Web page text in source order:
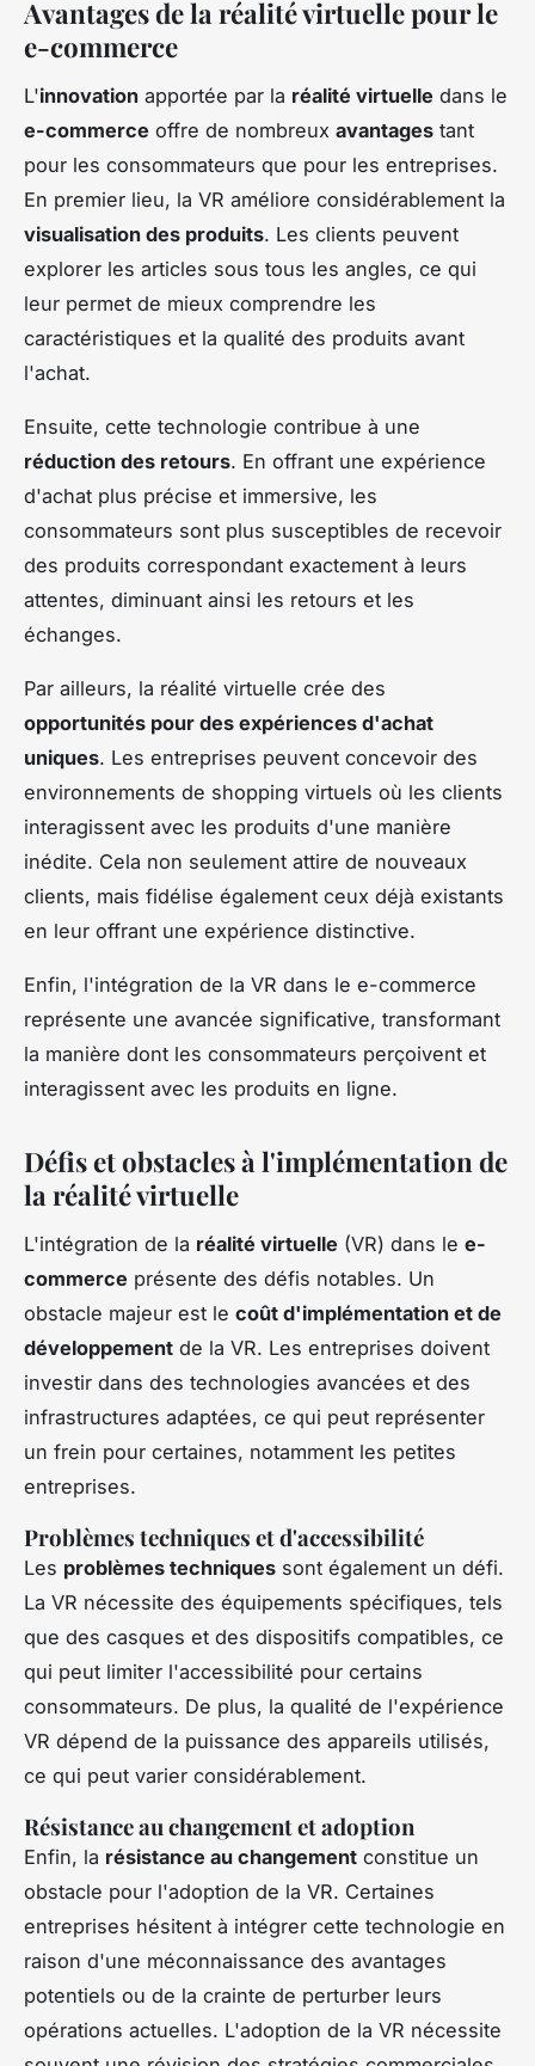
Avantages de la réalité virtuelle pour le
e-commerce
L'innovation apportée par la réalité virtuelle dans le
e-commerce offre de nombreux avantages tant
pour les consommateurs que pour les entreprises.
En premier lieu, la VR améliore considérablement la
visualisation des produits. Les clients peuvent
explorer les articles sous tous les angles, ce qui
leur permet de mieux comprendre les
caractéristiques et la qualité des produits avant
l'achat.
Ensuite, cette technologie contribue à une
réduction des retours. En offrant une expérience
d'achat plus précise et immersive, les
consommateurs sont plus susceptibles de recevoir
des produits correspondant exactement à leurs
attentes, diminuant ainsi les retours et les
échanges.
Par ailleurs, la réalité virtuelle crée des
opportunités pour des expériences d'achat
uniques. Les entreprises peuvent concevoir des
environnements de shopping virtuels où les clients
interagissent avec les produits d'une manière
inédite. Cela non seulement attire de nouveaux
clients, mais fidélise également ceux déjà existants
en leur offrant une expérience distinctive.
Enfin, l'intégration de la VR dans le e-commerce
représente une avancée significative, transformant
la manière dont les consommateurs perçoivent et
interagissent avec les produits en ligne.
Défis et obstacles à l'implémentation de
la réalité virtuelle
L'intégration de la réalité virtuelle (VR) dans le e-
commerce présente des défis notables. Un
obstacle majeur est le coût d'implémentation et de
développement de la VR. Les entreprises doivent
investir dans des technologies avancées et des
infrastructures adaptées, ce qui peut représenter
un frein pour certaines, notamment les petites
entreprises.
Problèmes techniques et d'accessibilité
Les problèmes techniques sont également un défi.
La VR nécessite des équipements spécifiques, tels
que des casques et des dispositifs compatibles, ce
qui peut limiter l'accessibilité pour certains
consommateurs. De plus, la qualité de l'expérience
VR dépend de la puissance des appareils utilisés,
ce qui peut varier considérablement.
Résistance au changement et adoption
Enfin, la résistance au changement constitue un
obstacle pour l'adoption de la VR. Certaines
entreprises hésitent à intégrer cette technologie en
raison d'une méconnaissance des avantages
potentiels ou de la crainte de perturber leurs
opérations actuelles. L'adoption de la VR nécessite